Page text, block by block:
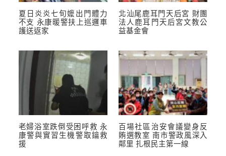
夏日炎炎七旬嬤出門體力
不支 永康暖警扶上巡邏車
護送返家
北汕尾鹿耳門天后宮 財團
法人鹿耳門天后宮文教公
益基金會
老婦浴室跌倒受困呼救 永
康警與實習生機警取鑰救
援
百場社區治安會議變身反
賄選教室 南市警政風深入
鄰里 扎根民主第一線